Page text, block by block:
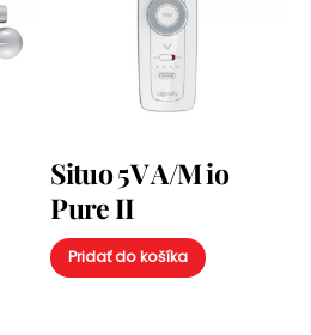
Situo 5V A/M io
Pure II
Pridať do košíka